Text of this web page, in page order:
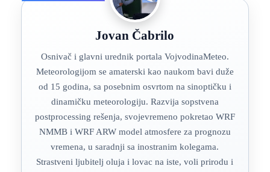
Jovan Čabrilo
Osnivač i glavni urednik portala VojvodinaMeteo.
Meteorologijom se amaterski kao naukom bavi duže
od 15 godina, sa posebnim osvrtom na sinoptičku i
dinamičku meteorologiju. Razvija sopstvena
postprocessing rešenja, svojevremeno pokretao WRF
NMMB i WRF ARW model atmosfere za prognozu
vremena, u saradnji sa inostranim kolegama.
Strastveni ljubitelj oluja i lovac na iste, voli prirodu i